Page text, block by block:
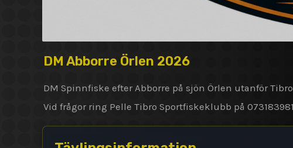
DM Abborre Örlen 2026
DM Spinnfiske efter Abborre på sjön Örlen utanför
Vid frågor ring Pelle Tibro Sportfiskeklubb på